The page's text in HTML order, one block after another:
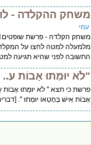
משחק ההקלדה -
עמי
משחק הקלדה - פרשת
מלמעלה למטה לחצו על
התשובה לפני שהיא תגיעה
"לֹא יוּמְתוּ אָבוֹת ע..
פרשת כי תצא " לֹא יוּמְתוּ אָבוֹת
אָבוֹת אִישׁ בְּחֶטְאוֹ יוּמָתוּ ".